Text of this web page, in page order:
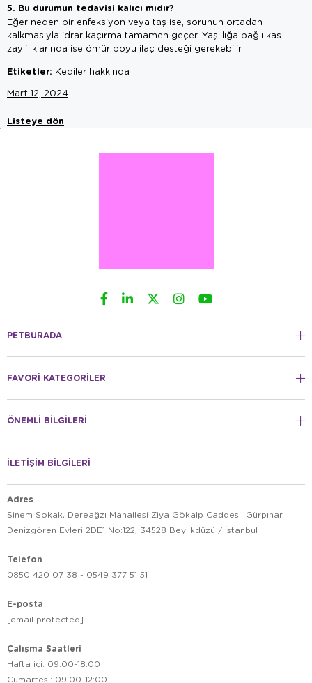
5. Bu durumun tedavisi kalıcı mıdır?
Eğer neden bir enfeksiyon veya taş ise, sorunun ortadan
kalkmasıyla idrar kaçırma tamamen geçer. Yaşlılığa bağlı kas
zayıflıklarında ise ömür boyu ilaç desteği gerekebilir.
Etiketler: Kediler hakkında
Mart 12, 2024
Listeye dön
PETBURADA
FAVORİ KATEGORİLER
ÖNEMLİ BİLGİLERİ
İLETİŞİM BİLGİLERİ
Adres
Sinem Sokak, Dereağzı Mahallesi Ziya Gökalp Caddesi, Gürpınar,
Denizgören Evleri 2DE1 No:122, 34528 Beylikdüzü / İstanbul
Telefon
0850 420 07 38 - 0549 377 51 51
E-posta
[email protected]
Çalışma Saatleri
Hafta içi: 09:00-18:00
Cumartesi: 09:00-12:00